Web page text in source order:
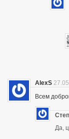
AlexS
Всем
Да,